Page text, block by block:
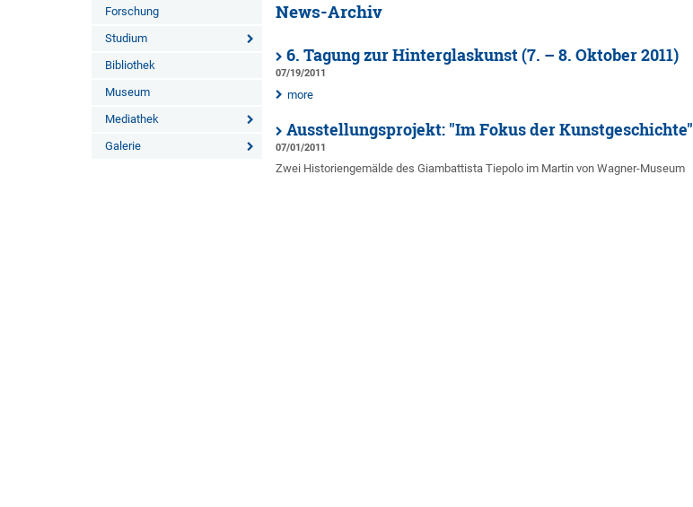
Forschung
Studium
Bibliothek
Museum
Mediathek
Galerie
News-Archiv
6. Tagung zur Hinterglaskunst (7. – 8. Oktober 2011)
07/19/2011
more
Ausstellungsprojekt: "Im Fokus der Kunstgeschichte"
07/01/2011
Zwei Historiengemälde des Giambattista Tiepolo im Martin von Wagner-Museum